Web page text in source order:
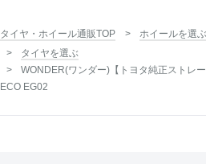
タイヤ・ホイール通販TOP ホイールを選ぶ
タイヤを選ぶ
WONDER(ワンダー)【トヨタ純正ストレ
ECO EG02